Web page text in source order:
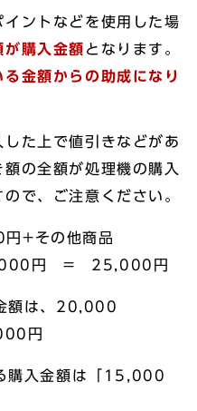
ントなどを使用した場
が購入金額 となります。
金額からの助成になり
た上で値引きなどがあ
の全額が処理機の購入
で、ご注意ください。
円+その他商品
円 = 25,000円
は、20,000
円
入金額は「15,000